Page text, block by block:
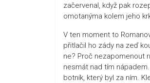
začervenal, když pak
omotanýma kolem jeho
V ten moment to
přitlačil ho zády na zeď
ne? Proč nezapomenout
nesmát nad tím
botník, který byl za ním.